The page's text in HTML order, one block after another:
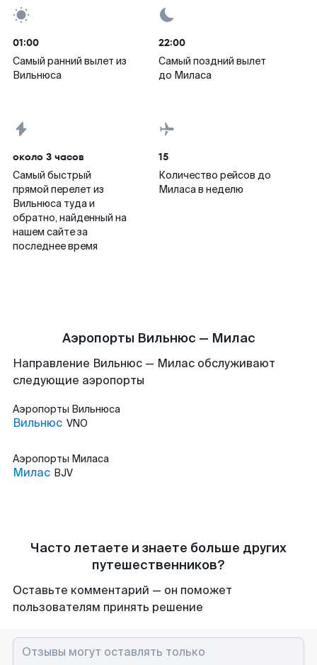
01:00
Самый ранний вылет из
Вильнюса
22:00
Самый поздний вылет
до Миласа
около 3 часов
Самый быстрый
прямой перелет из
Вильнюса туда и
обратно, найденный на
нашем сайте за
последнее время
15
Количество рейсов до
Миласа в неделю
Аэропорты Вильнюс — Милас
Направление Вильнюс — Милас обслуживают
следующие аэропорты
Аэропорты Вильнюса
Вильнюс VNO
Аэропорты Миласа
Милас BJV
Часто летаете и знаете больше других
путешественников?
Оставьте комментарий — он поможет
пользователям принять решение